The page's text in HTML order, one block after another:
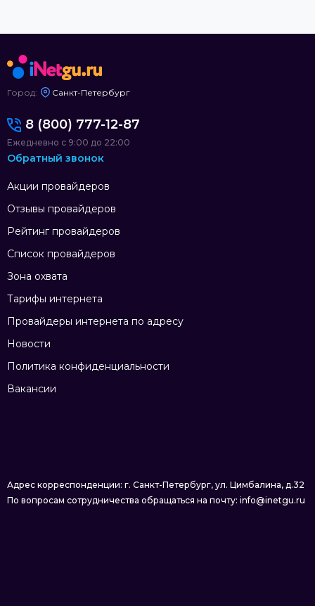
Город: Санкт-Петербург
Акции провайдеров
Отзывы провайдеров
Рейтинг провайдеров
Список провайдеров
Зона охвата
Тарифы интернета
Провайдеры интернета по адресу
Новости
Политика конфиденциальности
Вакансии
8 (800) 777-12-87
Ежедневно с 9:00 до 22:00
Обратный звонок
Адрес корреспонденции: г. Санкт-Петербург, ул. Цимбалина, д.32
По вопросам сотрудничества обращаться на почту: info@inetgu.ru